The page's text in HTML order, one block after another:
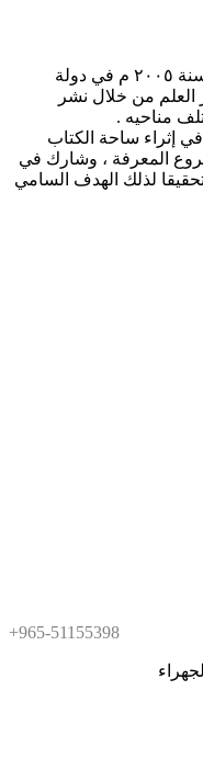
تم تأسيس دار الظاهرية للنشر والتوزيع سنة ٢٠٠٥ م في دولة
العلم من خلال نشر
مناحيه .
إثراء ساحة الكتاب
المعرفة ، وشارك في
لذلك الهدف السامي
+965-51155398